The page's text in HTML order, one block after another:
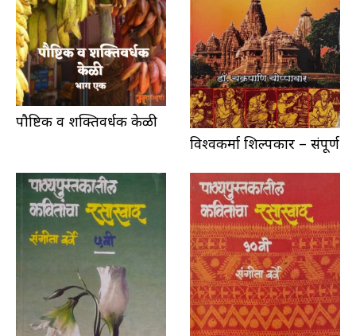
पौष्टिक व शक्तिवर्धक केळी
विश्वकर्मा शिल्पकार – संपूर्ण